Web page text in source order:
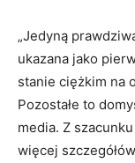
„Jedyną
ukazana jako
stanie ciężkim na
Pozostałe to
media. Z
więcej